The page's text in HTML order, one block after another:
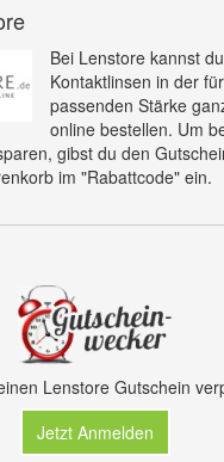
Bei Lenstore kannst
Kontaktlinsen in der
passenden Stärke
online bestellen. Um
gibst du den
im "Rabattcode" ein.
Lenstore Gutschein
Jetzt Anmelden